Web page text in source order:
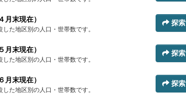
月末現在）
た地区別の人口・世帯数です。
探索
月末現在）
た地区別の人口・世帯数です。
探索
月末現在）
た地区別の人口・世帯数です。
探索